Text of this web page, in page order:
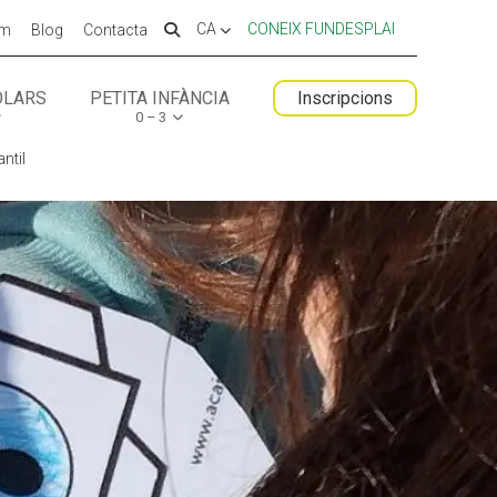
Blog Contacta CA CONEIX FUNDESPLAI
PETITA INFÀNCIA
0 – 3
Inscripcions
FORMACIÓ
SUPORT TERCER SECTOR
Fes voluntariat